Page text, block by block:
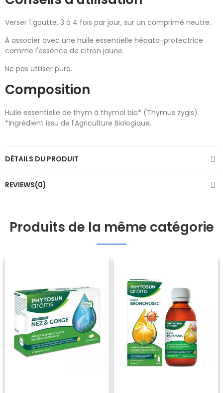
Verser 1 goutte, 3 à 4 fois par jour, sur un comprimé neutre.
À associer avec une huile essentielle hépato-protectrice
comme l'essence de citron jaune.
Ne pas utiliser pure.
Composition
Huile essentielle de thym à thymol bio* (Thymus zygis).
*Ingrédient issu de l'Agriculture Biologique.
DÉTAILS DU PRODUIT
REVIEWS(0)
Produits de la même catégorie